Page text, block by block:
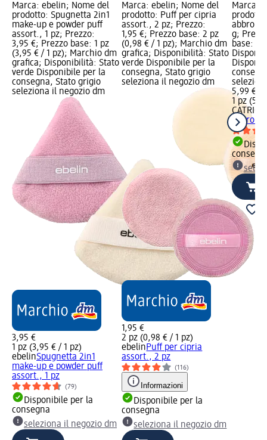
Marca: ebelin; Nome del
prodotto: Spugnetta 2in1
make-up e powder puff
assort., 1 pz; Prezzo:
3,95 €; Prezzo base: 1 pz
(3,95 € / 1 pz); Marchio dm
grafica; Disponibilità: Stato
verde Disponibile per la
consegna, Stato grigio
seleziona il negozio dm
3,95 €
1 pz (3,95 € / 1 pz)
ebelinSpugnetta 2in1
make-up e powder puff
assort., 1 pz
(79)
Disponibile per la
consegna
seleziona il negozio dm
Marca: ebelin; Nome del
prodotto: Puff per cipria
assort., 2 pz; Prezzo:
1,95 €; Prezzo base: 2 pz
(0,98 € / 1 pz); Marchio dm
grafica; Disponibilità: Stato
verde Disponibile per la
consegna, Stato grigio
seleziona il negozio dm
1,95 €
2 pz (0,98 € / 1 pz)
ebelinPuff per cipria
assort., 2 pz
(116)
Informazioni
Disponibile per la
consegna
seleziona il negozio dm
Marca:
g;
base: 1
5,99 €
1 pz
CATRICE